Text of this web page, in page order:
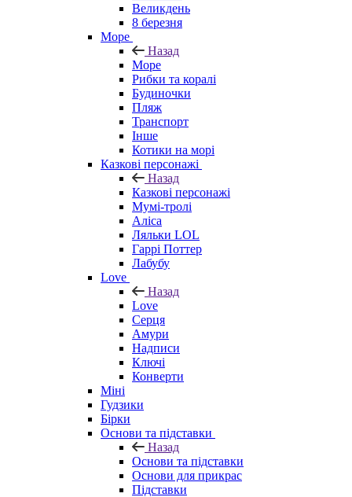
Великдень
8 березня
Море
Назад
Море
Рибки та коралі
Будиночки
Пляж
Транспорт
Інше
Котики на морі
Казкові персонажі
Назад
Казкові персонажі
Мумі-тролі
Аліса
Ляльки LOL
Гаррі Поттер
Лабубу
Love
Назад
Love
Серця
Амури
Надписи
Ключі
Конверти
Міні
Гудзики
Бірки
Основи та підставки
Назад
Основи та підставки
Основи для прикрас
Підставки